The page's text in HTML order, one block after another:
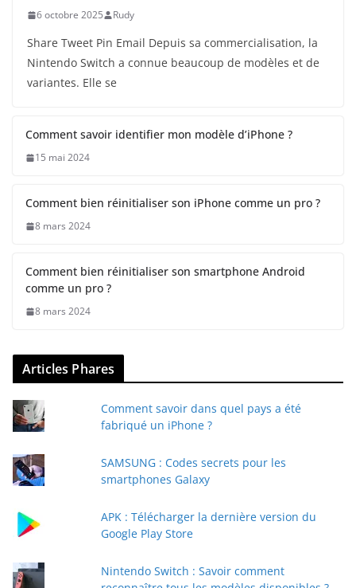
6 octobre 2025 Rudy
Share Tweet Pin Email Depuis sa commercialisation, la
Nintendo Switch a connue beaucoup de modèles et de
variantes. Elle se
Comment savoir identifier mon modèle d’iPhone ?
15 mai 2024
Comment bien réinitialiser son iPhone comme un pro ?
8 mars 2024
Comment bien réinitialiser son smartphone Android
comme un pro ?
8 mars 2024
Articles Phares
Comment savoir dans quel pays a été
fabriqué un iPhone ?
SAMSUNG : Codes secrets pour les
smartphones Galaxy
APK : Télécharger la dernière version du
Google Play Store
Nintendo Switch : Savoir comment